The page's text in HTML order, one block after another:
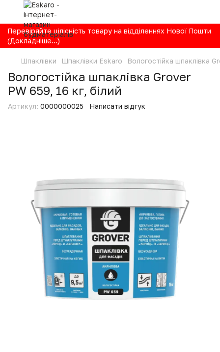
Перевіряйте цілісність товару на відділеннях Нової Пошти
(Докладніше...)
Шпаклівки Шпаклівки Eskaro Вологостійка шпаклівка
Вологостійка шпаклівка Grover
PW 659, 16 кг, білий
Артикул: 0000000025 Написати відгук